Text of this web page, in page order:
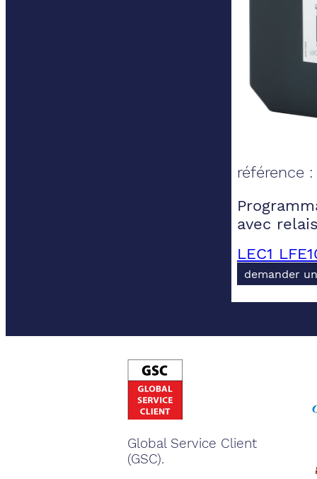
référence
avec
LEC1
demander
Global Service Client
(GSC).